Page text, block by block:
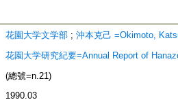
花園大学文学部; 沖本克己 =Okimoto,
花園大学研究紀要=Annual Report of
(總號=n.21)
1990.03